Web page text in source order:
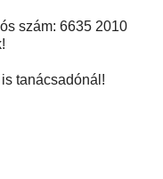
szám: 6635 2010
tanácsadónál!